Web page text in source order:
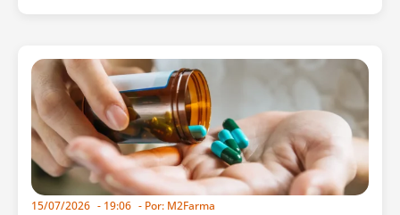
15/07/2026 - 19:06 - Por: M2Farma